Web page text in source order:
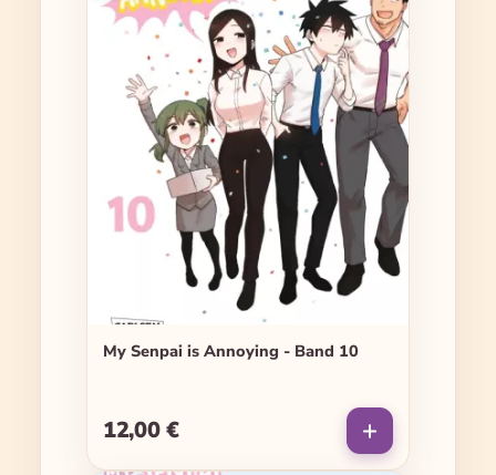
My Senpai is Annoying - Band 10
Regulärer Preis:
12,00 €